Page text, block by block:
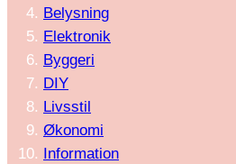
Belysning
Elektronik
Byggeri
DIY
Livsstil
Økonomi
Information